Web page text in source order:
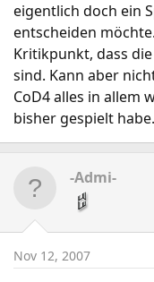
eigentlich doch ein
entscheiden
Kritikpunkt, dass
sind. Kann aber
CoD4 alles in allem
bisher gespielt habe.
-Admi-
Nov 12, 2007